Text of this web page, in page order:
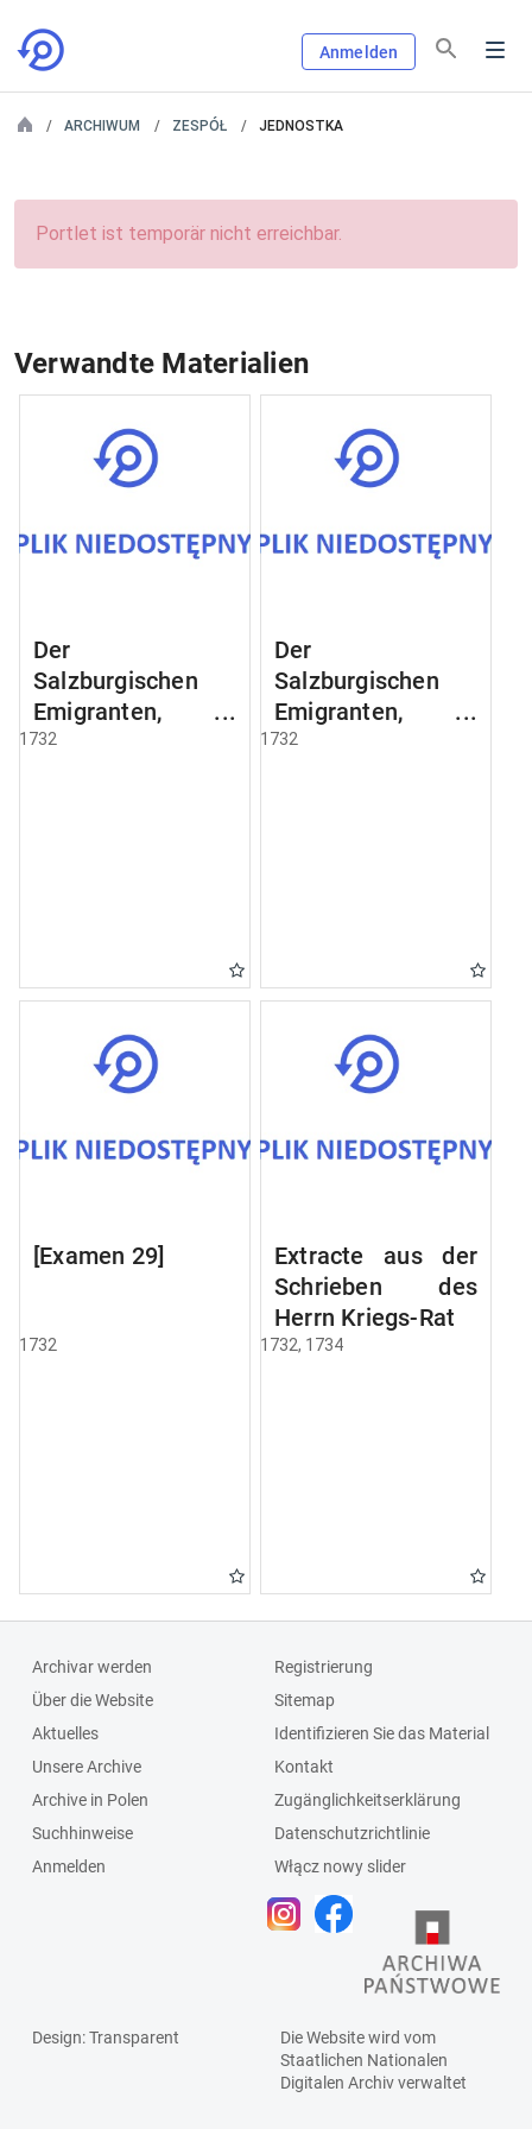
Anmelden
ARCHIWUM ZESPÓŁ JEDNOSTKA
Portlet ist temporär nicht erreichbar.
Verwandte Materialien
Der
Salzburgischen
Emigranten,
welche nach
1732
Der
Salzburgischen
Emigranten,
welche nach
1732
[Examen 29]
1732
Extracte aus der
Schrieben des
Herrn Kriegs-Rats
1732, 1734
Archivar werden
Über die Website
Aktuelles
Unsere Archive
Archive in Polen
Suchhinweise
Anmelden
Registrierung
Sitemap
Identifizieren Sie das Material
Kontakt
Zugänglichkeitserklärung
Datenschutzrichtlinie
Włącz nowy slider
Design: Transparent
Die Website wird vom
Staatlichen Nationalen
Digitalen Archivverwaltet